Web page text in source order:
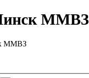
ММВЗ
ММВЗ